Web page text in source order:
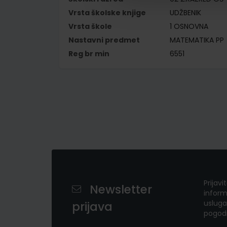
Vrsta školske knjige
UDŽBENIK
Vrsta škole
1 OSNOVNA
Nastavni predmet
MATEMATIKA PP
Reg br min
6551
Newsletter
prijava